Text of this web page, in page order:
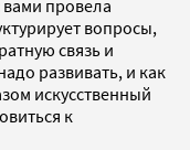
провела
вопросы,
связь и
развивать, и как
искусственный
к